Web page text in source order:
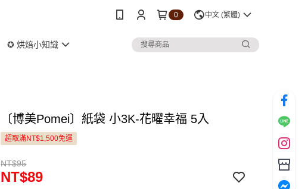
0 中文 (繁體)
✪ 烘焙小知識
〔博美Pomei〕紙袋 小3K-花曜幸福 5入
超取滿NT$1,500免運
NT$95
NT$89